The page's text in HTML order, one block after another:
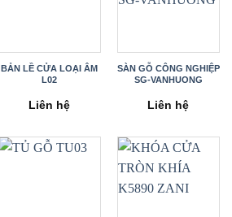
BẢN LỀ CỬA LOẠI ÂM
L02
Liên hệ
SÀN GỖ CÔNG NGHIỆP
SG-VANHUONG
Liên hệ